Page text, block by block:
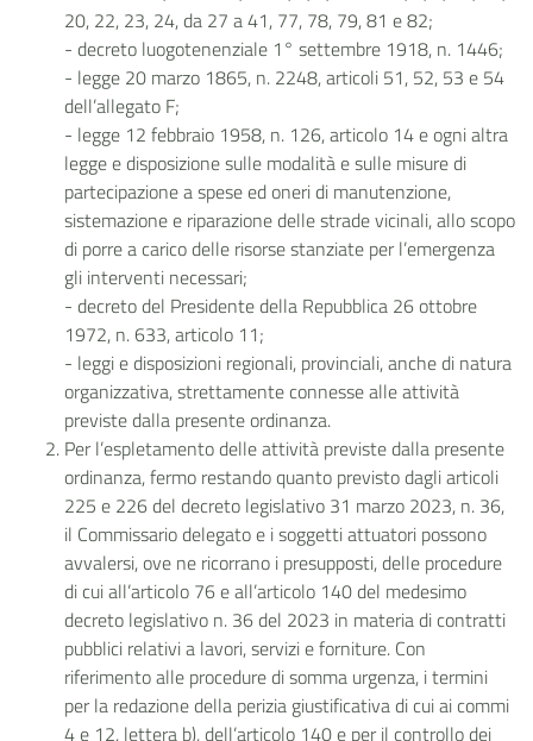
20, 22, 23, 24, da 27 a 41, 77, 78, 79, 81 e 82;
- decreto luogotenenziale 1° settembre 1918, n. 1446;
- legge 20 marzo 1865, n. 2248, articoli 51, 52, 53 e 54
dell’allegato F;
- legge 12 febbraio 1958, n. 126, articolo 14 e ogni altra
legge e disposizione sulle modalità e sulle misure di
partecipazione a spese ed oneri di manutenzione,
sistemazione e riparazione delle strade vicinali, allo scopo
di porre a carico delle risorse stanziate per l’emergenza
gli interventi necessari;
- decreto del Presidente della Repubblica 26 ottobre
1972, n. 633, articolo 11;
- leggi e disposizioni regionali, provinciali, anche di natura
organizzativa, strettamente connesse alle attività
previste dalla presente ordinanza.
Per l’espletamento delle attività previste dalla presente
ordinanza, fermo restando quanto previsto dagli articoli
225 e 226 del decreto legislativo 31 marzo 2023, n. 36,
il Commissario delegato e i soggetti attuatori possono
avvalersi, ove ne ricorrano i presupposti, delle procedure
di cui all’articolo 76 e all’articolo 140 del medesimo
decreto legislativo n. 36 del 2023 in materia di contratti
pubblici relativi a lavori, servizi e forniture. Con
riferimento alle procedure di somma urgenza, i termini
per la redazione della perizia giustificativa di cui ai commi
4 e 12, lettera b), dell’articolo 140 e per il controllo dei